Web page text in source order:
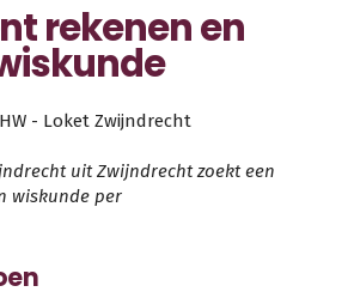
rekenen en
- Loket Zwijndrecht
uit Zwijndrecht zoekt een
wiskunde per